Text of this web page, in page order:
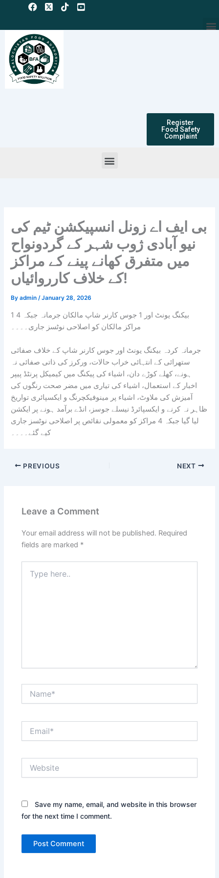
content
Register
Food Safety
Complaint
Menu
بی ایف اے زونل انسپیکشن ٹیم کی
نیو آبادی ژوب شہر کے گردونواح
میں متفرق کھانے پینے کے مراکز
کے خلاف کارروائیاں!
Byadmin /January 28, 2026
1 بیکنگ یونٹ اور 1 جوس کارنر شاپ مالکان جرمانہ جبکہ 4
مراکز مالکان کو اصلاحی نوٹسز جاری۔۔۔۔
جرمانہ کردہ بیکنگ یونٹ اور جوس کارنر شاپ کے خلاف صفائی
ستھرائی کے انتہائی خراب حالات، ورکرز کی ذاتی صفائی نہ
ہونے، کھلے کوڑے دان، اشیاء کی پیکنگ میں کیمیکل پرنٹڈ پیپر
اخبار کے استعمال، اشیاء کی تیاری میں مضر صحت رنگوں کی
آمیزش کی ملاوٹ، اشیاء پر مینوفیکچرنگ و ایکسپائری تواریخ
ظاہر نہ کرنے و ایکسپائرڈ نیسلے جوسز، انڈے برآمد ہونے پر ایکشن
لیا گیا جبکہ 4 مراکز کو معمولی نقائص پر اصلاحی نوٹسز جاری
کیے گئے۔۔۔۔
PREVIOUS NEXT
Leave a Comment
Your email address will not be published. Required
fields are marked *
here..
Save my name, email, and website in this browser
for the next time I comment.